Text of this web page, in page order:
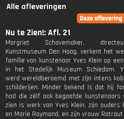
Alle afleveringen
Nu te Zien!: Afl. 21
Margriet Schavemaker,
Kunstmuseum Den Haag, verkent het
familie van kunstenaar Yves Klein op
in het Stedelijk Museum Schiedam.
werd wereldberoemd met zijn intens
schilderijen. Minder bekend is dat hij
had die zélf ook begaafde kunstenaars
zien is werk van Yves Klein, zijn ouders
en Marie Raymond, en zijn vrouw